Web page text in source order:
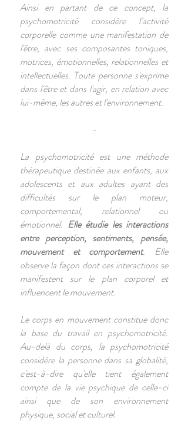
Ainsi en partant de ce concept, la
psychomotricité considère l’activité
corporelle comme une manifestation de
l'être, avec ses composantes toniques,
motrices, émotionnelles, relationnelles et
intellectuelles. Toute personne s'exprime
dans l'être et dans l'agir, en relation avec
lui-même, les autres et l'environnement.
-
La psychomotricité est une méthode
thérapeutique destinée aux enfants, aux
adolescents et aux adultes ayant des
difficultés sur le plan moteur,
comportemental, relationnel ou
émotionnel. Elle étudie les interactions
entre perception, sentiments, pensée,
mouvement et comportement. Elle
observe la façon dont ces interactions se
manifestent sur le plan corporel et
influencent le mouvement.
Le corps en mouvement constitue donc
la base du travail en psychomotricité.
Au-delà du corps, la psychomotricité
considère la personne dans sa globalité,
c'est-à-dire qu'elle tient également
compte de la vie psychique de celle-ci
ainsi que de son environnement
physique, social et culturel.